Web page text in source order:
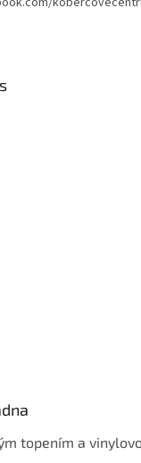
topením a